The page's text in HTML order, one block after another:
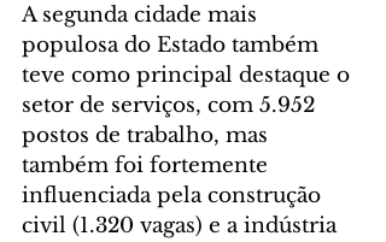
A segunda cidade mais
populosa do Estado também
teve como principal destaque o
setor de serviços, com 5.952
postos de trabalho, mas
também foi fortemente
influenciada pela construção
civil (1.320 vagas) e a indústria